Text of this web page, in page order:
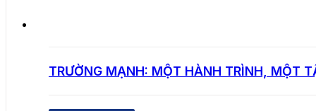
TRƯỜNG MẠNH: MỘT HÀNH TRÌNH, MỘT